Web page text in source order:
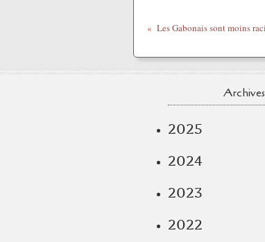
Archives
2025
2024
2023
2022